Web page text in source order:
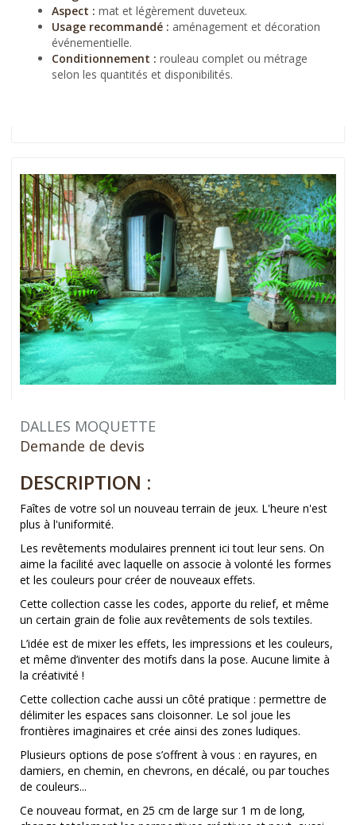
Aspect : mat et légèrement duveteux.
Usage recommandé : aménagement et décoration
événementielle.
Conditionnement : rouleau complet ou métrage
selon les quantités et disponibilités.
DALLES MOQUETTE
Demande de devis
DESCRIPTION :
Faîtes de votre sol un nouveau terrain de jeux. L'heure n'est
plus à l'uniformité.
Les revêtements modulaires prennent ici tout leur sens. On
aime la facilité avec laquelle on associe à volonté les formes
et les couleurs pour créer de nouveaux effets.
Cette collection casse les codes, apporte du relief, et même
un certain grain de folie aux revêtements de sols textiles.
L’idée est de mixer les effets, les impressions et les couleurs,
et même d’inventer des motifs dans la pose. Aucune limite à
la créativité !
Cette collection cache aussi un côté pratique : permettre de
délimiter les espaces sans cloisonner. Le sol joue les
frontières imaginaires et crée ainsi des zones ludiques.
Plusieurs options de pose s’offrent à vous : en rayures, en
damiers, en chemin, en chevrons, en décalé, ou par touches
de couleurs...
Ce nouveau format, en 25 cm de large sur 1 m de long,